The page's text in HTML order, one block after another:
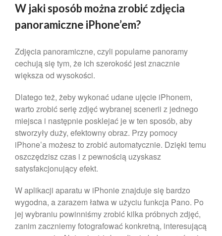
marzec 2025
kwiecień 2024
marzec 2024
styczeń 2024
grudzień 2023
listopad 2023
październik 2023
wrzesień 2023
czerwiec 2023
maj 2023
kwiecień 2023
W jaki sposób można zrobić zdjęcia
panoramiczne iPhone’em?
Zdjęcia panoramiczne, czyli popularne panoramy
cechują się tym, że ich szerokość jest znacznie
większa od wysokości.
Dlatego też, żeby wykonać udane ujęcie iPhonem,
warto zrobić serię zdjęć wybranej scenerii z jednego
miejsca i następnie posklejać je w ten sposób, aby
stworzyły duży, efektowny obraz. Przy pomocy
iPhone’a możesz to zrobić automatycznie. Dzięki temu
oszczędzisz czas i z pewnością uzyskasz
satysfakcjonujący efekt.
W aplikacji aparatu w iPhonie znajduje się bardzo
wygodna, a zarazem łatwa w użyciu funkcja Pano. Po
jej wybraniu powinniśmy zrobić kilka próbnych zdjęć,
zanim zaczniemy fotografować konkretną, interesującą